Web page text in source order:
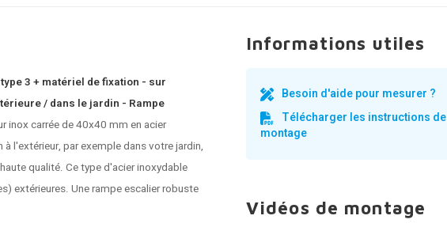
3 + matériel de fixation - sur
/ dans le jardin - Rampe
inox carrée de 40x40 mm en acier
l'extérieur, par exemple dans votre jardin,
qualité. Ce type d'acier inoxydable
extérieures. Une rampe escalier robuste
Informations utiles
Besoin d'aide pour mesurer ?
Télécharger les instructions de
montage
Vidéos de montage